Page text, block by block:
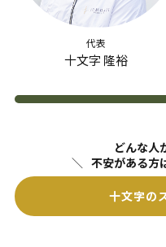
代表
十文字 隆裕
どんな人
不安がある方
十文字の